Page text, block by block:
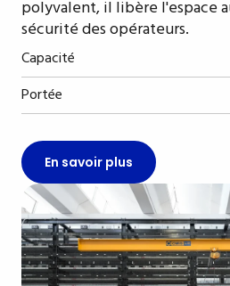
polyvalent, il libère l'espace
sécurité des opérateurs.
Capacité
Portée
En savoir plus